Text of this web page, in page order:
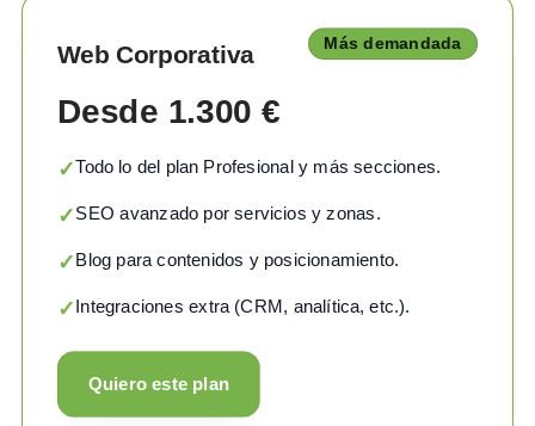
Web Corporativa Más demandada
Desde 1.300 €
✓Todo lo del plan Profesional y más secciones.
✓SEO avanzado por servicios y zonas.
✓Blog para contenidos y posicionamiento.
✓Integraciones extra (CRM, analítica, etc.).
Quiero este plan